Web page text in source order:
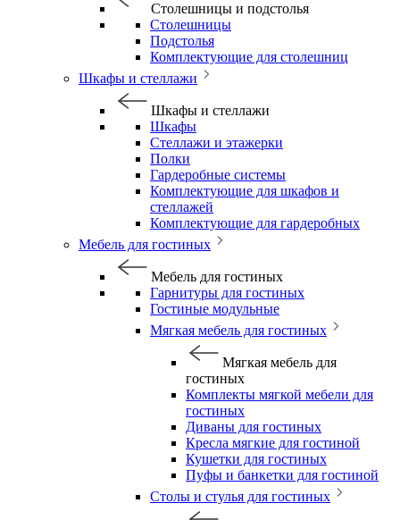
Столешницы и подстолья
Столешницы
Подстолья
Комплектующие для столешниц
Шкафы и стеллажи
Шкафы и стеллажи
Шкафы
Стеллажи и этажерки
Полки
Гардеробные системы
Комплектующие для шкафов и
стеллажей
Комплектующие для гардеробных
Мебель для гостиных
Мебель для гостиных
Гарнитуры для гостиных
Гостиные модульные
Мягкая мебель для гостиных
Мягкая мебель для
гостиных
Комплекты мягкой мебели для
гостиных
Диваны для гостиных
Кресла мягкие для гостиной
Кушетки для гостиных
Пуфы и банкетки для гостиной
Столы и стулья для гостиных